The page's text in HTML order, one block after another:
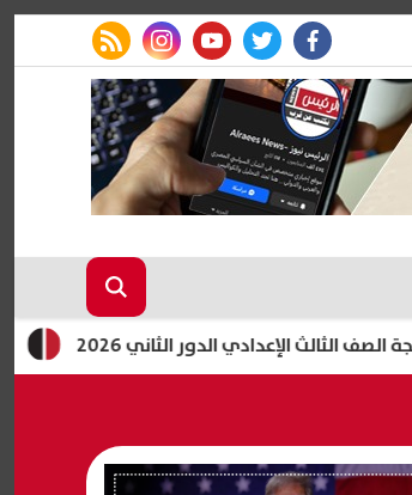
facebook
twitter
youtube
instagram
rss feed
ظهرت الآن الإعدادي الدور الثاني 2026